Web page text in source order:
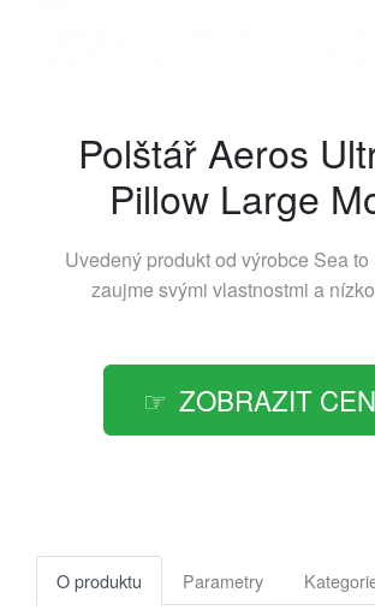
Polštář Aeros
Pillow Large
Uvedený produkt od výrobce Sea
zaujme svými vlastnostmi a
ZOBRAZIT
O produktu Parametry